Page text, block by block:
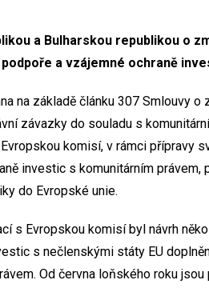
a Bulharskou republikou o
a vzájemné ochraně
na základě článku 307 Smlouvy o
závazky do souladu s
komisí, v rámci přípravy
investic s komunitárním právem,
do Evropské unie.
s Evropskou komisí byl návrh
s nečlenskými státy EU
Od června loňského roku